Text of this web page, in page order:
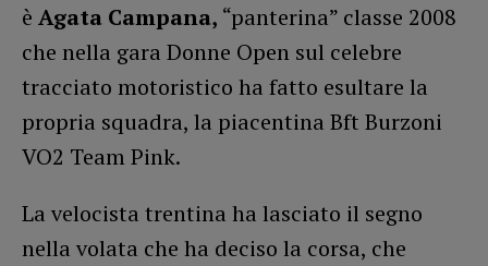
è Agata Campana, “panterina” classe 2008
che nella gara Donne Open sul celebre
tracciato motoristico ha fatto esultare la
propria squadra, la piacentina Bft Burzoni
VO2 Team Pink.
La velocista trentina ha lasciato il segno
nella volata che ha deciso la corsa, che